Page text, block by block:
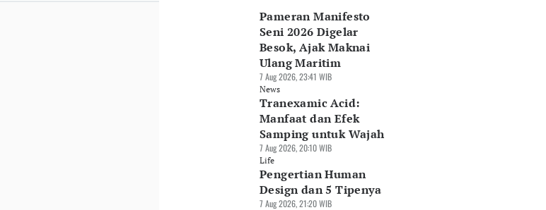
Pameran Manifesto
Seni 2026 Digelar
Besok, Ajak Maknai
Ulang Maritim
7 Aug 2026, 23:41 WIB
News
Tranexamic Acid:
Manfaat dan Efek
Samping untuk Wajah
7 Aug 2026, 20:10 WIB
Life
Pengertian Human
Design dan 5 Tipenya
7 Aug 2026, 21:20 WIB